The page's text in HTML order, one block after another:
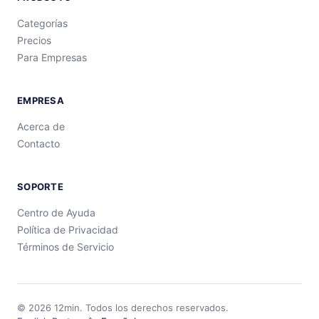
Categorías
Precios
Para Empresas
EMPRESA
Acerca de
Contacto
SOPORTE
Centro de Ayuda
Política de Privacidad
Términos de Servicio
© 2026 12min. Todos los derechos reservados.